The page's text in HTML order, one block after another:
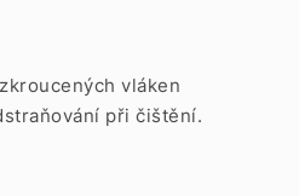
vláken
při čištění.